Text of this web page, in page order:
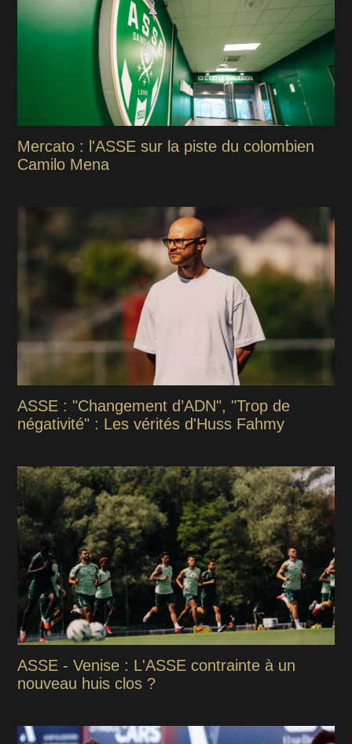
Mercato : l'ASSE sur la piste du colombien
Camilo Mena
ASSE : "Changement d’ADN", "Trop de
négativité" : Les vérités d'Huss Fahmy
ASSE - Venise : L'ASSE contrainte à un
nouveau huis clos ?